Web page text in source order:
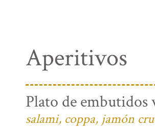
Aperitivos
Plato de embutidos
salami, coppa, jamón